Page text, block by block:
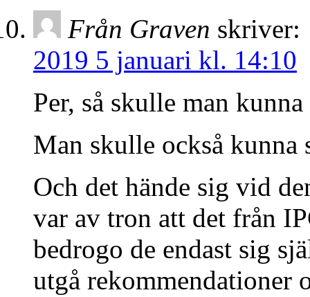
Från Graven skriver:
2019 5 januari kl. 14:10
Per, så skulle man
Man skulle också kunna
Och det hände sig vid
var av tron att det från
bedrogo de endast sig
utgå